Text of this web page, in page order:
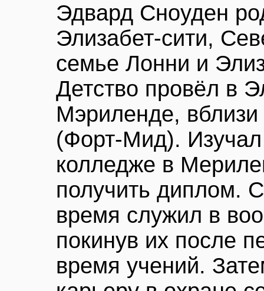
Эдвард Сноуден
Элизабет-сити,
семье Лонни и
Детство провёл в
Мэриленде,
(Форт-Мид).
колледже в
получить диплом.
время служил в
покинув их после
время учений.